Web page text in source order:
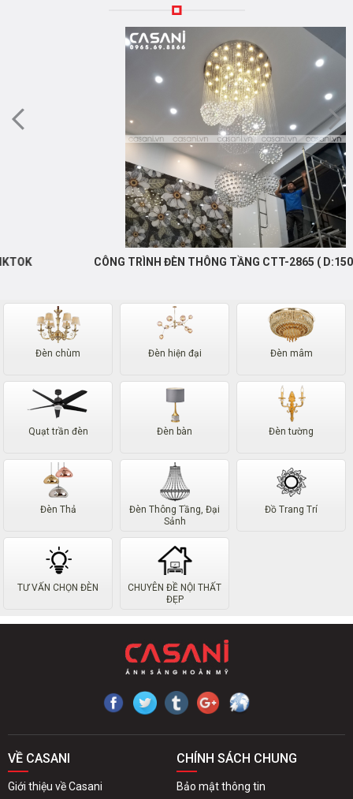
CÔNG TRÌNH ĐÈN THÔNG TẦNG CTT-2865 ( D:150CM )
Đèn chùm Đèn hiện đại Đèn mâm
Quạt trần đèn Đèn bàn Đèn tường
Đèn Thả
Đèn Thông Tầng, Đại
Sảnh
Đồ Trang Trí
TƯ VẤN CHỌN ĐÈN
CHUYÊN ĐỀ NỘI THẤT
ĐẸP
VỀ CASANI
Giới thiệu về Casani
CHÍNH SÁCH CHUNG
Bảo mật thông tin